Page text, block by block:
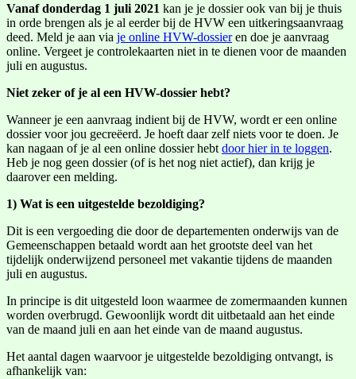
Vanaf donderdag 1 juli 2021 kan je je dossier ook van bij je thuis
in orde brengen als je al eerder bij de HVW een uitkeringsaanvraag
deed. Meld je aan via je online HVW-dossieren doe je aanvraag
online. Vergeet je controlekaarten niet in te dienen voor de maanden
juli en augustus.
Niet zeker of je al een HVW-dossier hebt?
Wanneer je een aanvraag indient bij de HVW, wordt er een online
dossier voor jou gecreëerd. Je hoeft daar zelf niets voor te doen. Je
kan nagaan of je al een online dossier hebt door hier in te loggen.
Heb je nog geen dossier (of is het nog niet actief), dan krijg je
daarover een melding.
1) Wat is een uitgestelde bezoldiging?
Dit is een vergoeding die door de departementen onderwijs van de
Gemeenschappen betaald wordt aan het grootste deel van het
tijdelijk onderwijzend personeel met vakantie tijdens de maanden
juli en augustus.
In principe is dit uitgesteld loon waarmee de zomermaanden kunnen
worden overbrugd. Gewoonlijk wordt dit uitbetaald aan het einde
van de maand juli en aan het einde van de maand augustus.
Het aantal dagen waarvoor je uitgestelde bezoldiging ontvangt, is
afhankelijk van: